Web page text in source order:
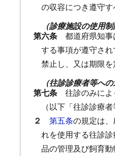
の収容につき遵守す
（診療施設の使用
第六条 都道府県知
する事項が遵守さ
禁止し、又は期限
（往診診療者等への
第七条 往診のみに
（以下「往診診療
２ 第五条の規定は
れを使用する往診診
品の管理及び飼育